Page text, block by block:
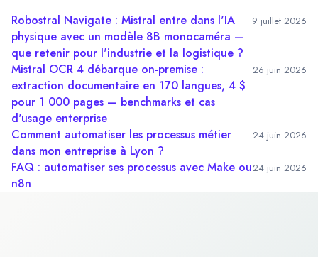
Robostral Navigate : Mistral entre dans l'IA
physique avec un modèle 8B monocaméra —
que retenir pour l'industrie et la logistique ?
9 juillet 2026
Mistral OCR 4 débarque on-premise :
extraction documentaire en 170 langues, 4 $
pour 1 000 pages — benchmarks et cas
d'usage enterprise
26 juin 2026
Comment automatiser les processus métier
dans mon entreprise à Lyon ?
24 juin 2026
FAQ : automatiser ses processus avec Make ou
n8n
24 juin 2026